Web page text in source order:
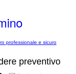
professionale e sicuro
preventivo